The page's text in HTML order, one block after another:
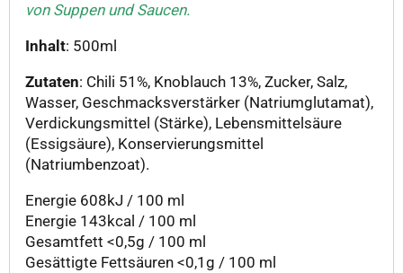
von Suppen und Saucen.
Inhalt: 500ml
Zutaten: Chili 51%, Knoblauch 13%, Zucker, Salz,
Wasser, Geschmacksverstärker (Natriumglutamat),
Verdickungsmittel (Stärke), Lebensmittelsäure
(Essigsäure), Konservierungsmittel
(Natriumbenzoat).
Energie 608kJ / 100 ml
Energie 143kcal / 100 ml
Gesamtfett <0,5g / 100 ml
Gesättigte Fettsäuren <0,1g / 100 ml